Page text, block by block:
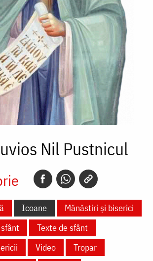
Nil Pustnicul
Icoane
Mănăstiri și biserici
Texte de sfânt
Video
Tropar